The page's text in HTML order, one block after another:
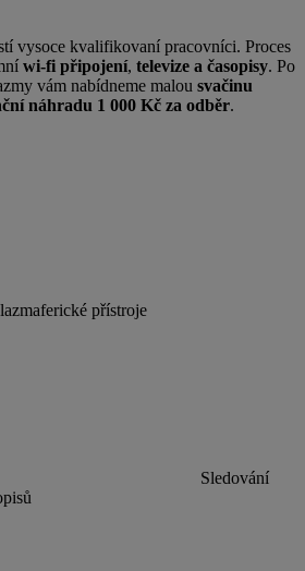
vysoce kvalifikovaní pracovníci. Proces
wi-fi připojení, televize a časopisy. Po
vám nabídneme malou svačinu
náhradu 1 000 Kč za odběr.
přístroje
Sledování